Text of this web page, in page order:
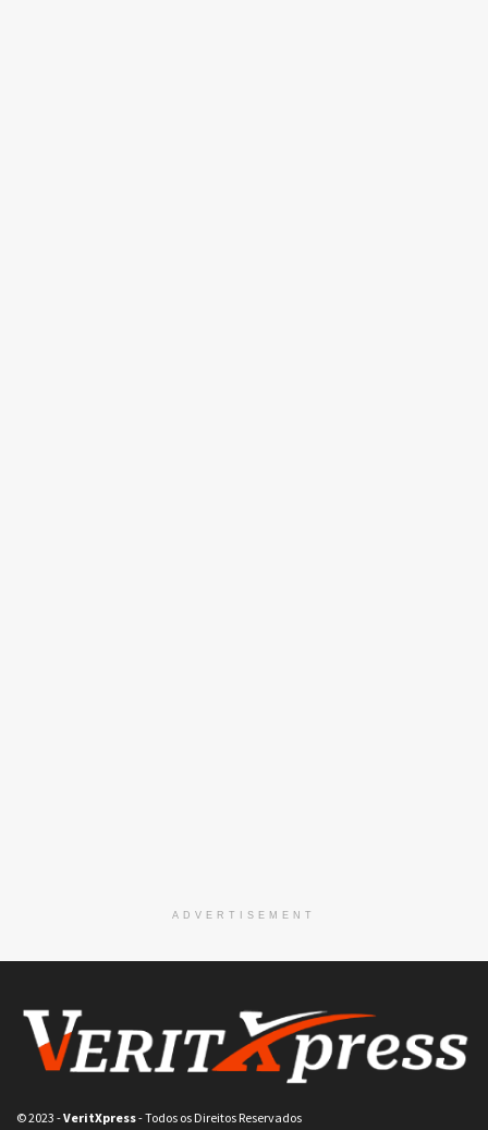
ADVERTISEMENT
© 2023 -VeritXpress- Todos os Direitos Reservados